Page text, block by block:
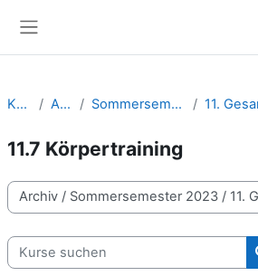
Kurse Archiv Sommersemester 2023
11.7 Körpertraining
Kursbereiche
Kurse suchen